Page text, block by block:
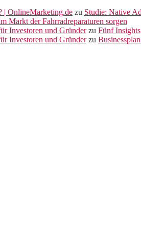
| OnlineMarketing.de zu Studie: Native
Markt der Fahrradreparaturen sorgen
Investoren und Gründerzu Fünf
Investoren und Gründerzu